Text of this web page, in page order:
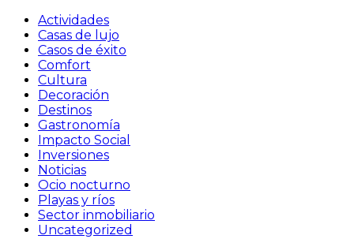
Actividades
Casas de lujo
Casos de éxito
Comfort
Cultura
Decoración
Destinos
Gastronomía
Impacto Social
Inversiones
Noticias
Ocio nocturno
Playas y ríos
Sector inmobiliario
Uncategorized